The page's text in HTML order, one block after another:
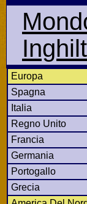
Europa
Spagna
Italia
Regno Unito
Francia
Germania
Portogallo
Grecia